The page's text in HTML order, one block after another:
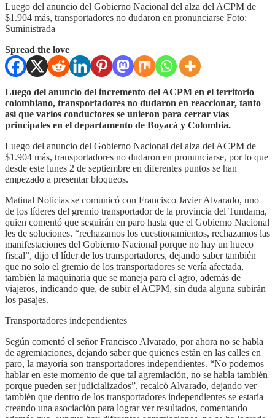
Luego del anuncio del Gobierno Nacional del alza del ACPM de
$1.904 más, transportadores no dudaron en pronunciarse Foto:
Suministrada
Spread the love
Luego del anuncio del incremento del ACPM en el territorio
colombiano, transportadores no dudaron en reaccionar, tanto
así que varios conductores se unieron para cerrar vías
principales en el departamento de Boyacá y Colombia.
Luego del anuncio del Gobierno Nacional del alza del ACPM de
$1.904 más, transportadores no dudaron en pronunciarse, por lo que
desde este lunes 2 de septiembre en diferentes puntos se han
empezado a presentar bloqueos.
Matinal Noticias se comunicó con Francisco Javier Alvarado, uno
de los líderes del gremio transportador de la provincia del Tundama,
quien comentó que seguirán en paro hasta que el Gobierno Nacional
les de soluciones. “rechazamos los cuestionamientos, rechazamos las
manifestaciones del Gobierno Nacional porque no hay un hueco
fiscal”, dijo el líder de los transportadores, dejando saber también
que no solo el gremio de los transportadores se vería afectada,
también la maquinaria que se maneja para el agro, además de
viajeros, indicando que, de subir el ACPM, sin duda alguna subirán
los pasajes.
Transportadores independientes
Según comentó el señor Francisco Alvarado, por ahora no se habla
de agremiaciones, dejando saber que quienes están en las calles en
paro, la mayoría son transportadores independientes. “No podemos
hablar en este momento de que tal agremiación, no se habla también
porque pueden ser judicializados”, recalcó Alvarado, dejando ver
también que dentro de los transportadores independientes se estaría
creando una asociación para lograr ver resultados, comentando